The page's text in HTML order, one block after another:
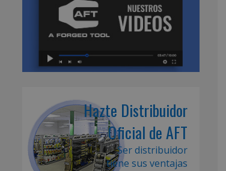
Hazte Distribuidor
Oficial de AFT
Ser distribuidor
tiene sus ventajas